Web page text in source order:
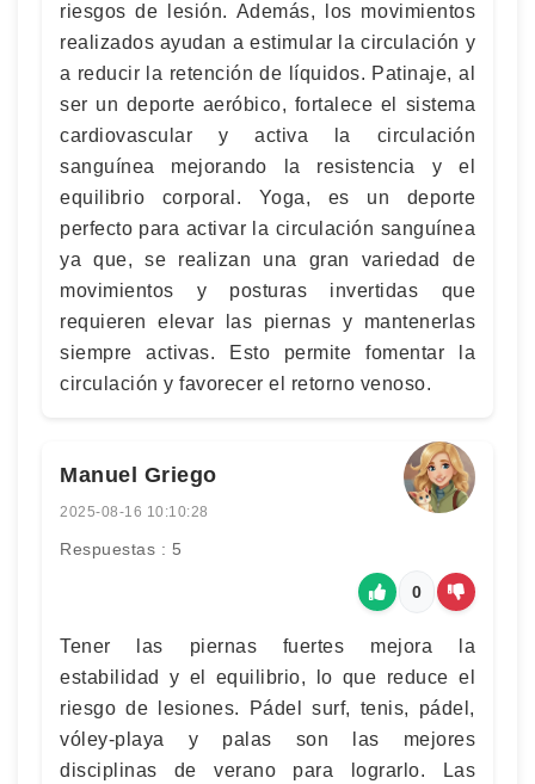
riesgos de lesión. Además, los movimientos
realizados ayudan a estimular la circulación y
a reducir la retención de líquidos. Patinaje, al
ser un deporte aeróbico, fortalece el sistema
cardiovascular y activa la circulación
sanguínea mejorando la resistencia y el
equilibrio corporal. Yoga, es un deporte
perfecto para activar la circulación sanguínea
ya que, se realizan una gran variedad de
movimientos y posturas invertidas que
requieren elevar las piernas y mantenerlas
siempre activas. Esto permite fomentar la
circulación y favorecer el retorno venoso.
Manuel Griego
2025-08-16 10:10:28
Respuestas : 5
0
Tener las piernas fuertes mejora la
estabilidad y el equilibrio, lo que reduce el
riesgo de lesiones. Pádel surf, tenis, pádel,
vóley-playa y palas son las mejores
disciplinas de verano para lograrlo. Las